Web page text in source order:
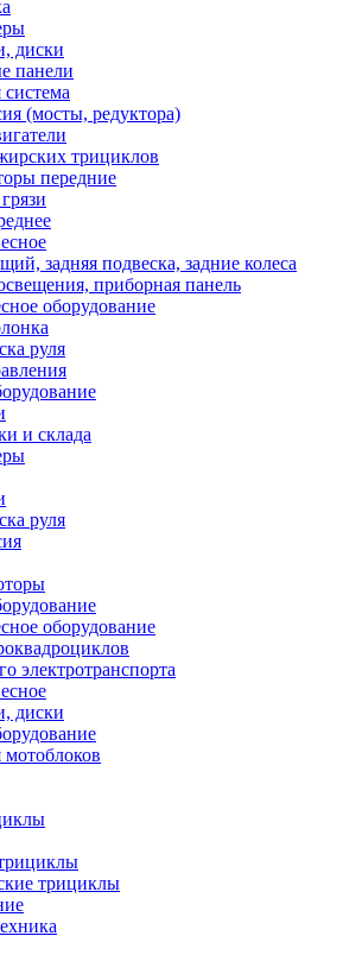
диски
панели
(мосты, редуктора)
трициклов
передние
задняя подвеска, задние колеса
приборная панель
оборудование
руля
и склада
руля
оборудование
электротранспорта
диски
трициклы